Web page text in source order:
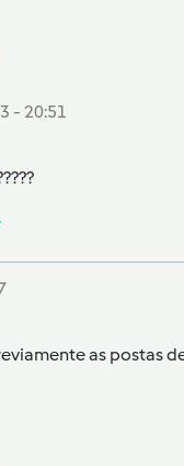
- 20:51
as postas